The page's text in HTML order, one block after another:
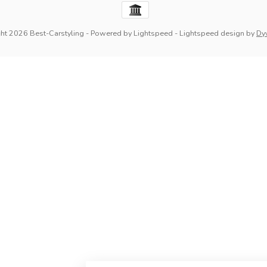
2026 Best-Carstyling - Powered by Lightspeed - Lightspeed design by